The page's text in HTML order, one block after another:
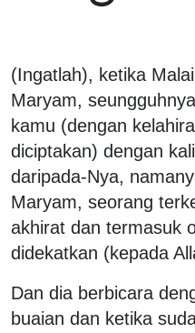
(Ingatlah), ketika
Maryam,
kamu (dengan
diciptakan) dengan
daripada-Nya,
Maryam, seorang
akhirat dan termasuk
didekatkan (kepada
Dan dia berbicara
buaian dan ketika